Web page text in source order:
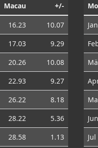
Macau +/-
16.23
10.07
17.03
9.29
20.26
10.08
22.93
9.27
26.22
8.18
28.22
5.36
28.58
1.13
Jan
Jun
Jul